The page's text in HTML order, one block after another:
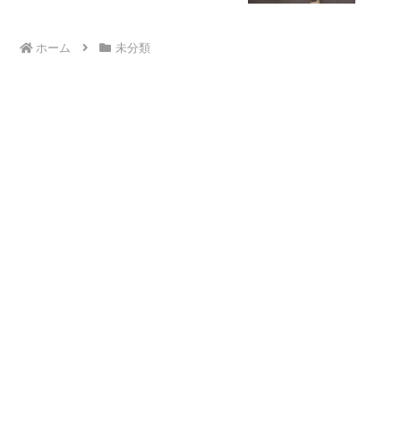
ホーム 未分類